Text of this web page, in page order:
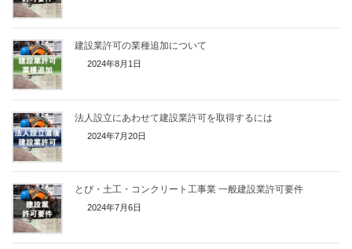
建設業許可の業種追加について
2024年8月1日
法人設立にあわせて建設業許可を取得するには
2024年7月20日
とび・土工・コンクリート工事業 一般建設業許可要件
2024年7月6日